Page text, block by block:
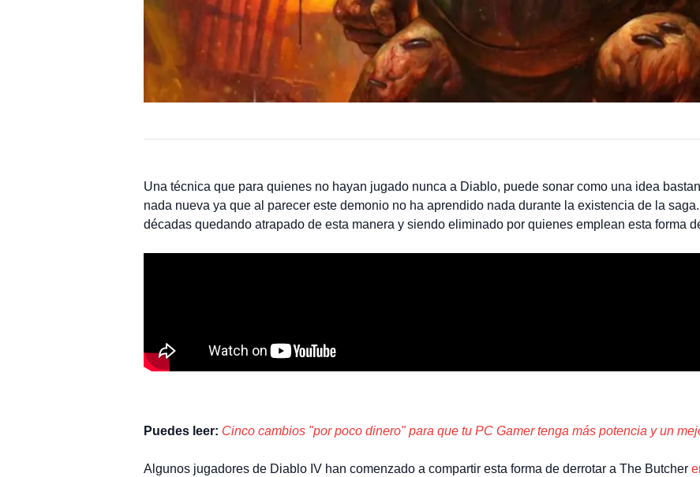
Una técnica que para quienes no hayan jugado nunca a Diablo, puede sonar como una idea
nada nueva ya que al parecer este demonio no ha aprendido nada durante la existencia de la
décadas quedando atrapado de esta manera y siendo eliminado por quienes emplean esta forma
Puedes leer: Cinco cambios "por poco dinero" para que tu PC Gamer tenga más potencia y un
Algunos jugadores de Diablo IV han comenzado a compartir esta forma de derrotar a The Butcher